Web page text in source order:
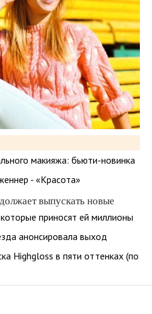
выпускать новые
приносят ей миллионы
анонсировала выход
Highgloss в пяти оттенках (по